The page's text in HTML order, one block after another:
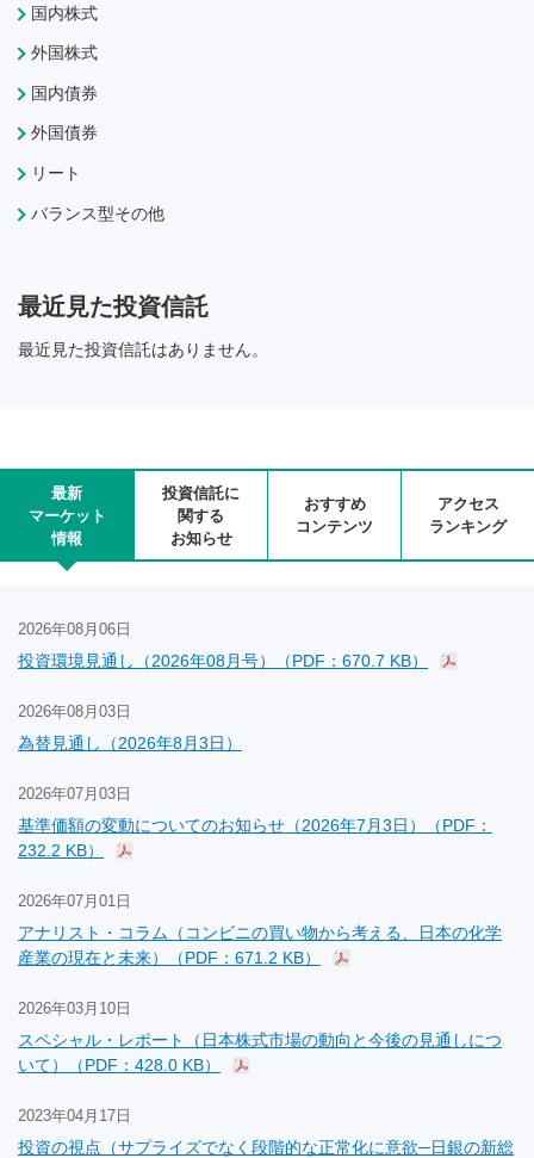
国内株式
外国株式
国内債券
外国債券
リート
バランス型その他
最近見た投資信託
最近見た投資信託はありません。
最新
マーケット
情報
投資信託に
関する
お知らせ
おすすめ
コンテンツ
アクセス
ランキング
2026年08月06日
投資環境見通し（2026年08月号）（PDF：670.7 KB）
2026年08月03日
為替見通し（2026年8月3日）
2026年07月03日
基準価額の変動についてのお知らせ（2026年7月3日）（PDF：
232.2 KB）
2026年07月01日
アナリスト・コラム（コンビニの買い物から考える、日本の化学
産業の現在と未来）（PDF：671.2 KB）
2026年03月10日
スペシャル・レポート（日本株式市場の動向と今後の見通しにつ
いて）（PDF：428.0 KB）
2023年04月17日
投資の視点（サプライズでなく段階的な正常化に意欲─日銀の新総